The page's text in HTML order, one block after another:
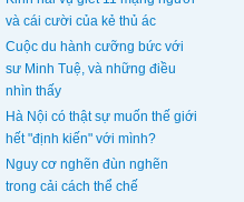
và cái cười của kẻ thủ ác
Cuộc du hành cưỡng bức với
sư Minh Tuệ, và những điều
nhìn thấy
Hà Nội có thật sự muốn thế giới
hết "định kiến" với mình?
Nguy cơ nghẽn đùn nghẽn
trong cải cách thể chế